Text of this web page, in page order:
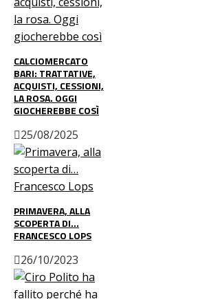
CALCIOMERCATO
BARI: TRATTATIVE,
ACQUISTI, CESSIONI,
LA ROSA. OGGI
GIOCHEREBBE COSÌ
25/08/2025
PRIMAVERA, ALLA
SCOPERTA DI…
FRANCESCO LOPS
26/10/2023